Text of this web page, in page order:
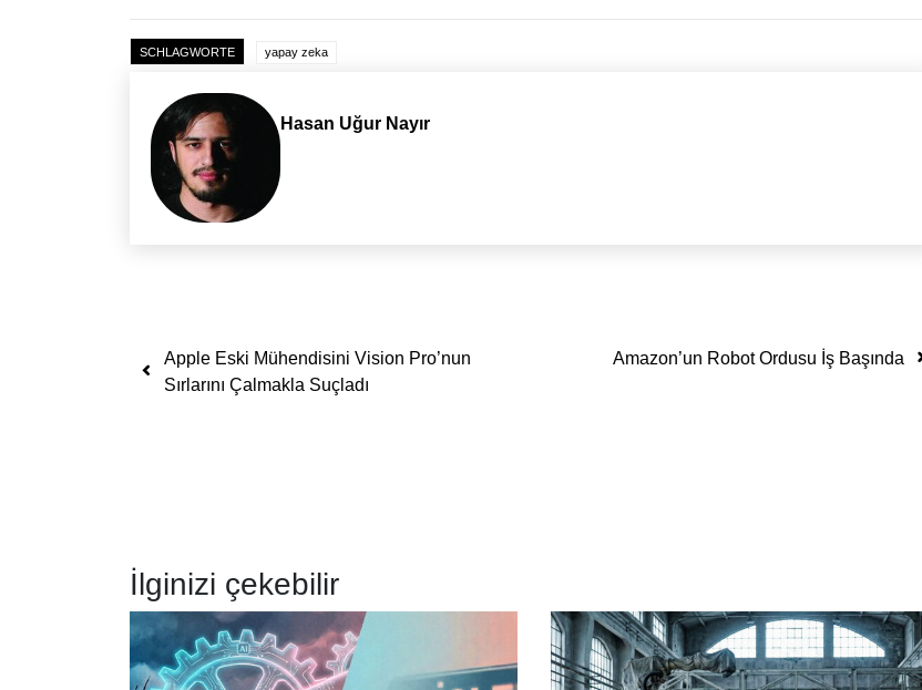
SCHLAGWORTE yapay zeka
Hasan Uğur Nayır
Yazı dolaşımı
Apple Eski Mühendisini Vision Pro’nun
Sırlarını Çalmakla Suçladı
Amazon’un Robot Ordusu İş Başında
İlginizi çekebilir